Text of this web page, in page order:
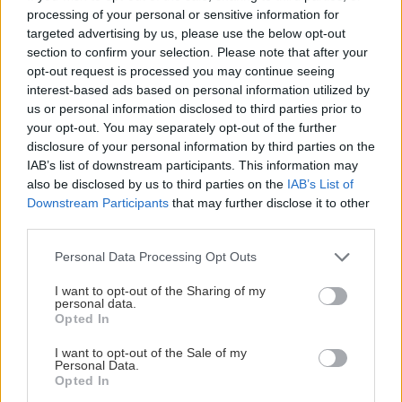
processing of your personal or sensitive information for
targeted advertising by us, please use the below opt-out
section to confirm your selection. Please note that after your
opt-out request is processed you may continue seeing
interest-based ads based on personal information utilized by
us or personal information disclosed to third parties prior to
your opt-out. You may separately opt-out of the further
disclosure of your personal information by third parties on the
IAB’s list of downstream participants. This information may
also be disclosed by us to third parties on the IAB’s List of
Downstream Participants that may further disclose it to other
Please note that this website/app uses one or more Google
not limited to your visit or usage behaviour. You may click to
grant or deny consent to Google and its third-party tags to
use your data for below specified purposes in below Google
consent section.
Personal Data Processing Opt Outs
I want to opt-out of the Sharing of my
personal data.
Opted In
I want to opt-out of the Sale of my
Personal Data.
Opted In
8. Τα ριάντ
Τα υπέροχα παραδοσιακά αρχοντικά του Μαρακές